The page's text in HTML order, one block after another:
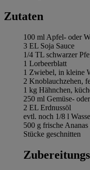
Zutaten
100 ml Apfel- oder
3 EL Soja Sauce
1/4 TL schwarzer
1 Lorbeerblatt
1 Zwiebel, in kleine
2 Knoblauchzehen,
1 kg Hähnchen,
250 ml Gemüse-
2 EL Erdnussöl
evtl. noch 1/8 l
500 g frische
Stücke geschnitten